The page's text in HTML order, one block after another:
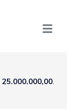
25.000.000,00.